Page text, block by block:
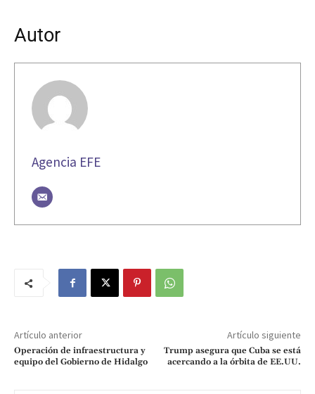
Autor
Agencia EFE
Artículo anterior
Operación de infraestructura y
equipo del Gobierno de Hidalgo
Artículo siguiente
Trump asegura que Cuba se está
acercando a la órbita de EE.UU.